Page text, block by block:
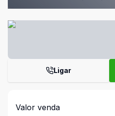
Ligar
Valor venda